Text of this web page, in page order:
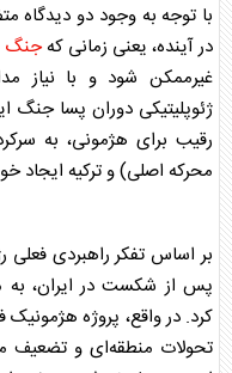
با توجه به وجود دو دیدگاه
در آینده، یعنی زمانی کهجنگ
غیرممکن شود و با نیاز
ژئوپلیتیکی دوران پسا جنگ
رقیب برای هژمونی، به
محرکه اصلی) و ترکیه ایجاد
بر اساس تفکر راهبردی فعلی
پس از شکست در ایران، به
کرد. در واقع، پروژه هژمونیک
تحولات منطقه‌ای و تضعیف